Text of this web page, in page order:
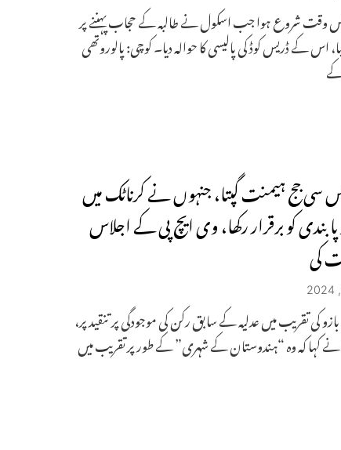
اس وقت شروع ہوا جب اسکول نے طالبہ کے حجاب پہننے پر
اس کے ڈریس کوڈ کی پالیسی کا حوالہ دیا۔ کوچی: پالوروتھی
سی جج ہیمنت گپتا، جنہوں نے کرناٹک میں
کو برقرار رکھا، وی ایچ پی کے اجلاس
کی
کی تقریب میں عدلیہ کے سابق رکن کی موجودگی پر تنقید پر،
کہا کہ وہ “ہندوستان کے شہری” کے طور پر تقریب میں